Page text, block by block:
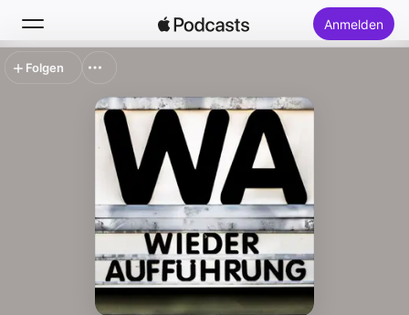
Anmelden
Startseite
Top-Charts
Folgen